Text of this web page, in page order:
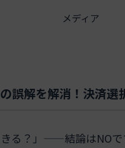
メディア
誤解を解消！決済
る？」——結論はNOで